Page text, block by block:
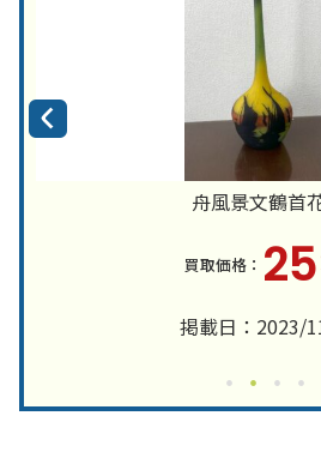
舟風景文鶴首
25
掲載日：2023/